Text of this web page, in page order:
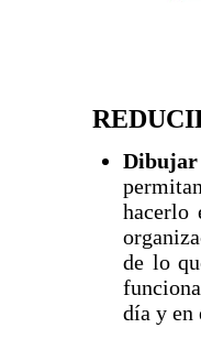
hacerlo
de lo
día y en